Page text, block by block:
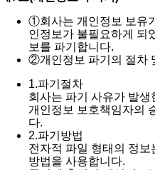
①회사는 개인정보 보유
인정보가 불필요하게 되
보를 파기합니다.
②개인정보 파기의 절차
1.파기절차
회사는 파기 사유가 발생
개인정보 보호책임자의
다.
2.파기방법
전자적 파일 형태의 정
방법을 사용합니다.